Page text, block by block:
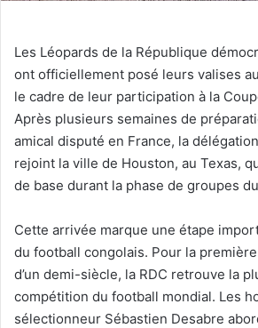
Les Léopards de la République
ont officiellement posé leurs valises
le cadre de leur participation à la
Après plusieurs semaines de
amical disputé en France, la
rejoint la ville de Houston, au Texas,
de base durant la phase de groupes
Cette arrivée marque une étape
du football congolais. Pour la
d’un demi-siècle, la RDC retrouve la
compétition du football mondial. Les
sélectionneur Sébastien Desabre